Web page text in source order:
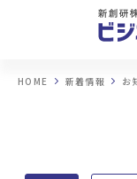
HOME 新着情報 お